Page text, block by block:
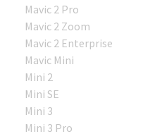
Mavic 2 Pro
Mavic 2 Zoom
Mavic 2 Enterprise
Mavic Mini
Mini 2
Mini SE
Mini 3
Mini 3 Pro